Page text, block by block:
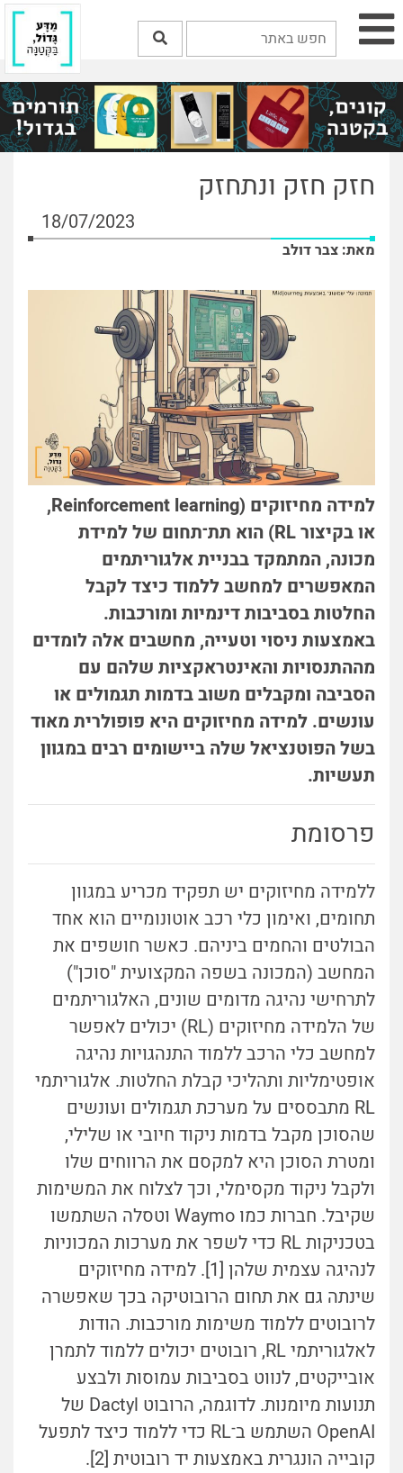
חזק חזק ונתחזק
18/07/2023
מאת: צבר דולב
למידה מחיזוקים (Reinforcement learning,
או בקיצור RL) הוא תת־תחום של למידת
מכונה, המתמקד בבניית אלגוריתמים
המאפשרים למחשב ללמוד כיצד לקבל
החלטות בסביבות דינמיות ומורכבות.
באמצעות ניסוי וטעייה, מחשבים אלה לומדים
מההתנסויות והאינטראקציות שלהם עם
הסביבה ומקבלים משוב בדמות תגמולים או
עונשים. למידה מחיזוקים היא פופולרית מאוד
בשל הפוטנציאל שלה ביישומים רבים במגוון
תעשיות.
פרסומת
ללמידה מחיזוקים יש תפקיד מכריע במגוון
תחומים, ואימון כלי רכב אוטונומיים הוא אחד
הבולטים והחמים ביניהם. כאשר חושפים את
המחשב (המכונה בשפה המקצועית "סוכן")
לתרחישי נהיגה מדומים שונים, האלגוריתמים
של הלמידה מחיזוקים (RL) יכולים לאפשר
למחשב כלי הרכב ללמוד התנהגויות נהיגה
אופטימליות ותהליכי קבלת החלטות. אלגוריתמי
RL מתבססים על מערכת תגמולים ועונשים
שהסוכן מקבל בדמות ניקוד חיובי או שלילי,
ומטרת הסוכן היא למקסם את הרווחים שלו
ולקבל ניקוד מקסימלי, וכך לצלוח את המשימות
שקיבל. חברות כמו Waymo וטסלה השתמשו
בטכניקות RL כדי לשפר את מערכות המכוניות
לנהיגה עצמית שלהן [1]. למידה מחיזוקים
שינתה גם את תחום הרובוטיקה בכך שאפשרה
לרובוטים ללמוד משימות מורכבות. הודות
לאלגוריתמי RL, רובוטים יכולים ללמוד לתמרן
אובייקטים, לנווט בסביבות עמוסות ולבצע
תנועות מיומנות. לדוגמה, הרובוט Dactyl של
OpenAI השתמש ב־RL כדי ללמוד כיצד לתפעל
קובייה הונגרית באמצעות יד רובוטית [2].